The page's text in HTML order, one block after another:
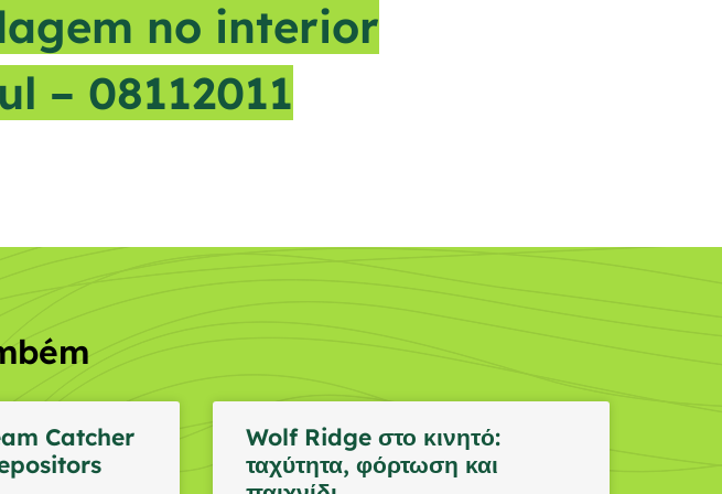
no interior
– 08112011
Catcher
Wolf Ridge στο κινητό:
ταχύτητα, φόρτωση και